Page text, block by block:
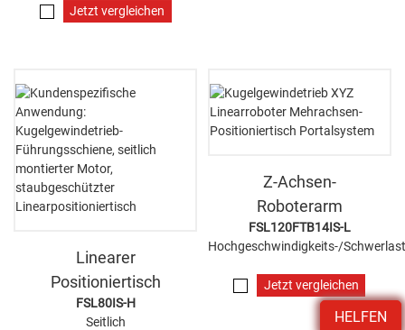
HELFEN
Jetzt vergleichen
Linearer
Positioniertisch
FSL80IS-H
Seitlich
Z-Achsen-
Roboterarm
FSL120FTB14IS-L
Hochgeschwindigkeits-/
Jetzt vergleichen